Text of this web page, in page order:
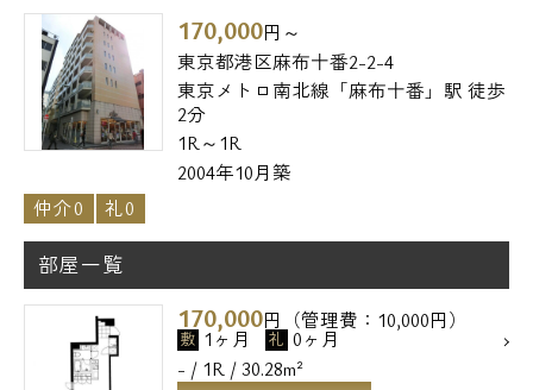
170,000円～
東京都港区麻布十番2-2-4
東京メトロ南北線「麻布十番」駅 徒歩
2分
1R～1R
2004年10月築
仲介0
礼0
部屋一覧
170,000円（管理費：10,000円）
敷 1ヶ月 礼 0ヶ月
- / 1R / 30.28m²
電話でお問い合わせ
0120-500-529
営業時間 10：00～18：00